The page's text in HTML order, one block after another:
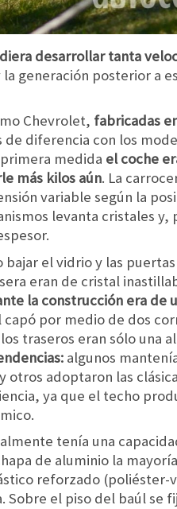
desarrollar tanta
generación posterior a
Chevrolet, fabricadas
diferencia con los
medida el coche
más kilos aún. La
variable según la
levanta cristales y,
bajar el vidrio y las
eran de cristal
la construcción era de
por medio de dos
traseros eran sólo una
algunos
adoptaron las
ya que el techo
tenía una
de aluminio la
reforzado (poliéster-
el piso del baúl se